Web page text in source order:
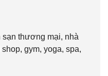
thương mại, nhà
gym, yoga, spa,